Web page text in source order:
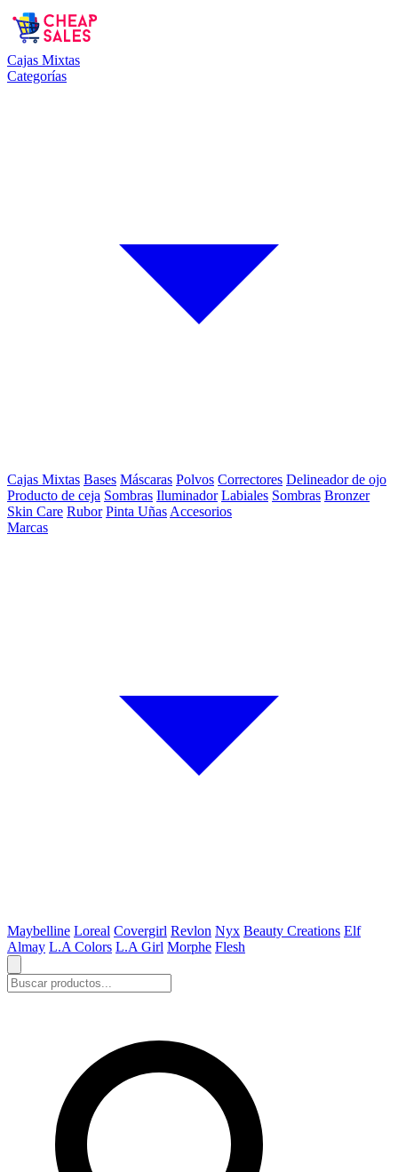
Cajas Mixtas
Categorías
Cajas Mixtas Bases Máscaras Polvos Correctores Delineador de ojo
Producto de ceja Sombras Iluminador Labiales Sombras Bronzer
Skin Care Rubor Pinta Uñas Accesorios
Marcas
Maybelline Loreal Covergirl Revlon Nyx Beauty Creations Elf
Almay L.A Colors L.A Girl Morphe Flesh